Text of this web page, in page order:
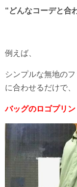
“どんなコーデと合
例えば、
シンプルな無地の
に合わせるだけで、
バッグのロゴプリ